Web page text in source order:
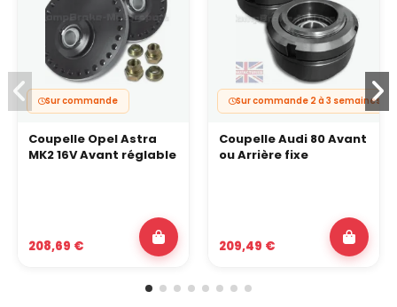
Sur commande
Coupelle Opel Astra
MK2 16V Avant réglable
208,69 €
Sur commande 2 à 3 semaines
Coupelle Audi 80 Avant
ou Arrière fixe
209,49 €